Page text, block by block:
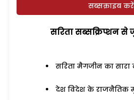
सब्सक्राइब करें
सरिता सब्सक्रिप्शन से
सरिता मैगजीन का
देश विदेश के राजनैतिक